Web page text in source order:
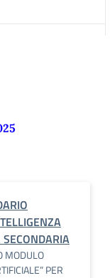
MODULO
PER